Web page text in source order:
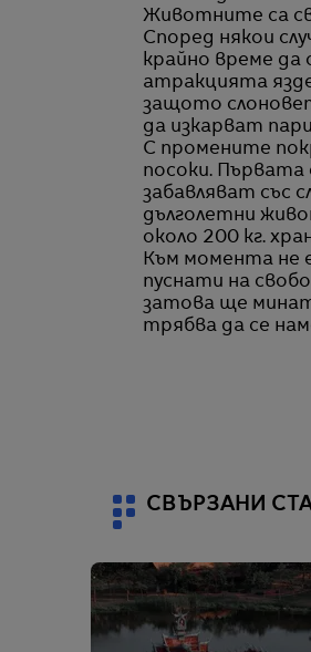
Животните са
Според някои
крайно време
атракцията
защото
да изкарват
С промените
посоки. Първата
забавляват със
дълголетни
около 200 кг.
Към момента не
пуснати на
затова ще минат
трябва да се
СВЪРЗАНИ